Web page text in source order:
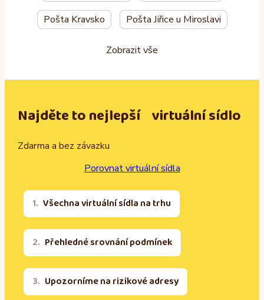
Pošta Kravsko Pošta Jiřice u Miroslavi
Zobrazit vše
Najděte to nejlepší virtuální sídlo
Zdarma a bez závazku
Porovnat virtuální sídla
Všechna virtuální sídla na trhu
Přehledné srovnání podmínek
Upozorníme na rizikové adresy